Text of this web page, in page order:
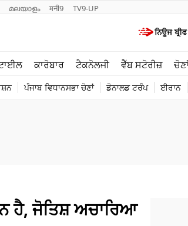
മലയാളം मनी9 TV9-UP
ਕਾਰੋਬਾਰ ਟੈਕਨੋਲਜੀ ਵੈੱਬ ਸਟੋਰੀਜ਼
ਪੰਜਾਬ ਵਿਧਾਨਸਭਾ ਚੋਣਾਂ ਡੋਨਾਲਡ ਟਰੰਪ ਈਰਾਨ
ਟੈਕਨੋਲਜੀ
ਹੈ, ਜੋਤਿਸ਼ ਅਚਾਰਿਆ